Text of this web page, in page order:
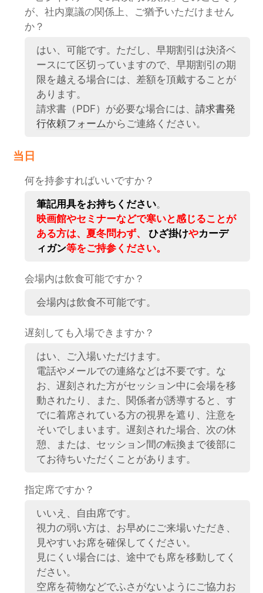
が、社内稟議の関係上、ご猶予いただけません
か？
はい、可能です。ただし、早期割引は決済ベ
ースにて区切っていますので、早期割引の期
限を越える場合には、差額を頂戴することが
あります。
請求書（PDF）が必要な場合には、請求書発
行依頼フォームからご連絡ください。
当日
何を持参すればいいですか？
筆記用具をお持ちください。
映画館やセミナーなどで寒いと感じることが
ある方は、夏冬問わず、ひざ掛けやカーデ
ィガン等をご持参ください。
会場内は飲食可能ですか？
会場内は飲食不可能です。
遅刻しても入場できますか？
はい、ご入場いただけます。
電話やメールでの連絡などは不要です。な
お、遅刻された方がセッション中に会場を移
動されたり、また、関係者が誘導すると、す
でに着席されている方の視界を遮り、注意を
そいでしまいます。遅刻された場合、次の休
憩、または、セッション間の転換まで後部に
てお待ちいただくことがあります。
指定席ですか？
いいえ、自由席です。
視力の弱い方は、お早めにご来場いただき、
見やすいお席を確保してください。
見にくい場合には、途中でも席を移動してく
ださい。
空席を荷物などでふさがないようにご協力お